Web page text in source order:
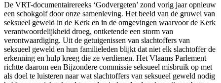
De VRT-documentairereeks ‘Godvergeten’ zond vorig jaar opnieuw
een schokgolf door onze samenleving. Het beeld van de gruwel van
seksueel geweld in de Kerk en in de omgevingen waarvoor de Kerk
verantwoordelijkheid droeg, ontketende een storm van
verontwaardiging. Uit de getuigenissen van slachtoffers van
seksueel geweld en hun familieleden blijkt dat niet elk slachtoffer de
erkenning en hulp kreeg die ze verdienen. Het Vlaams Parlement
richtte daarom een Bijzondere commissie seksueel misbruik op met
als doel te luisteren naar wat slachtoffers van seksueel geweld nodig